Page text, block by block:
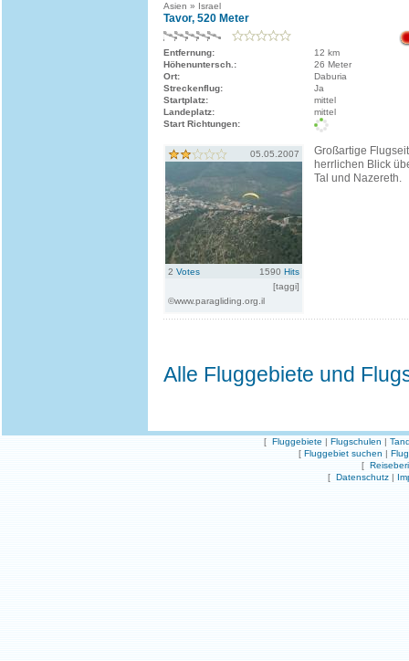
Asien » Israel
Tavor, 520 Meter
Entfernung:
12 km
Höhenuntersch.:
26 Meter
Ort:
Daburia
Streckenflug:
Ja
Startplatz:
mittel
Landeplatz:
mittel
Start Richtungen:
05.05.2007
2 Votes 1590 Hits
[taggi]
©www.paragliding.org.il
Großartige
herrlichen Blick
Tal und Nazereth.
Alle Fluggebiete und
[ Fluggebiete | Flugschulen |
[ Fluggebiet suchen |
[
[ Datenschutz |